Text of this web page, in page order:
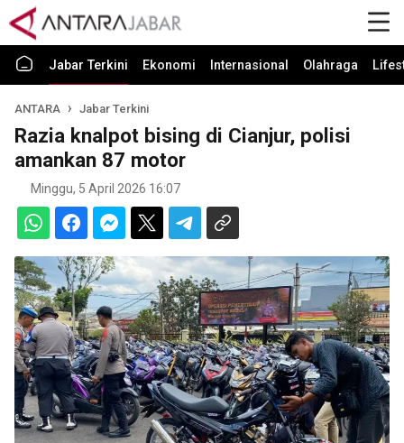
Jabar Terkini Ekonomi Internasional Olahraga
ANTARA Jabar Terkini
Razia knalpot bising di Cianjur, polisi
amankan 87 motor
Minggu, 5 April 2026 16:07